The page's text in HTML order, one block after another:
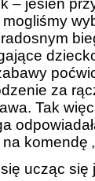
– jesień
za
Tak
komendę
się ucząc